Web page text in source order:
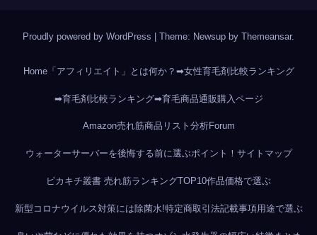
Proudly powered by WordPress Theme: Newsup by Themeansar.
Home「アフィリエイト」とは何か？ ➡女性育毛剤比較ランキング
➡育毛剤比較ランキング➡育毛商品通販購入ページ
Amazon売れ筋商品リスト分析Forum
ウォーターサーバーを後悔する前に選ぶポイント！ サイトマップ
ピカキチ叢書 売れ筋ランキングTOP10作品価格で選ぶ
新型コロナウイルス対策には除菌水!特定商取引法記載事項用途で選ぶ